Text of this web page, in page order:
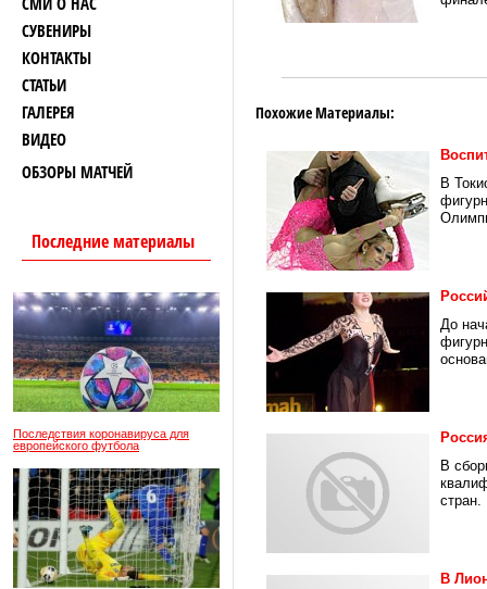
СУВЕНИРЫ
КОНТАКТЫ
СТАТЬИ
ГАЛЕРЕЯ
ВИДЕО
ОБЗОРЫ МАТЧЕЙ
Последние материалы
Последствия коронавируса для
европейского футбола
Похожие Материалы:
В
До
В
стран.
В